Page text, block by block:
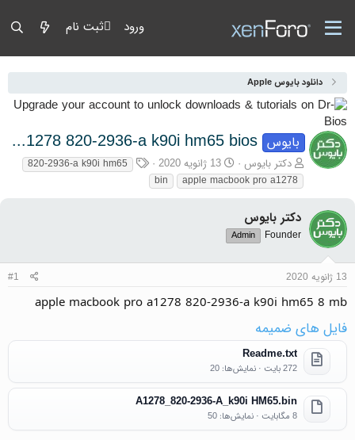
ورود ثبت نام
دانلود بایوس Apple
بایوس apple macbook pro a1278 820-2936-a k90i hm65 bios
آغازگر گفتمان
دکتر بایوس تاریخ شروع
13 ژانویه 2020 برچسب‌ها
820-2936-a k90i hm65
apple macbook pro a1278
bin
دکتر بایوس
Founder
Admin
13 ژانویه 2020 #1
apple macbook pro a1278 820-2936-a k90i hm65 8 mb
فایل های ضمیمه
Readme.txt
272 بایت · نمایش‌ها: 20
A1278_820-2936-A_k90i HM65.bin
8 مگابایت · نمایش‌ها: 50